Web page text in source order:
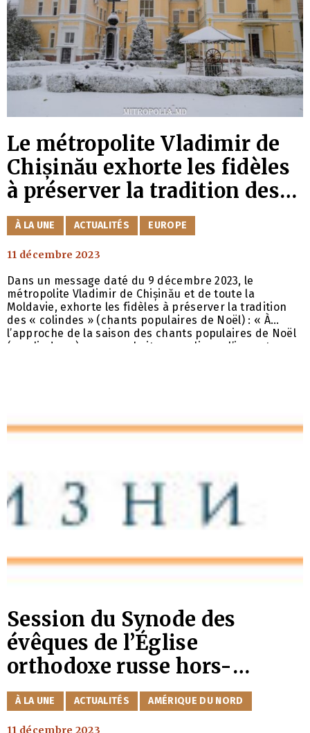
Le métropolite Vladimir de
Chișinău exhorte les fidèles
à préserver la tradition des
« colindes » (chants
populaires de Noël) en
Moldavie
CATÉGORIES
À LA UNE ACTUALITÉS EUROPE
11 décembre 2023
Dans un message daté du 9 décembre 2023, le
métropolite Vladimir de Chișinău et de toute la
Moldavie, exhorte les fidèles à préserver la tradition
des « colindes » (chants populaires de Noël) : « À
l’approche de la saison des chants populaires de Noël
(« colindes »), nous souhaitons souligner l’importance
Session du Synode des
évêques de l’Église
orthodoxe russe hors-
frontières
CATÉGORIES
À LA UNE ACTUALITÉS AMÉRIQUE DU NORD
11 décembre 2023